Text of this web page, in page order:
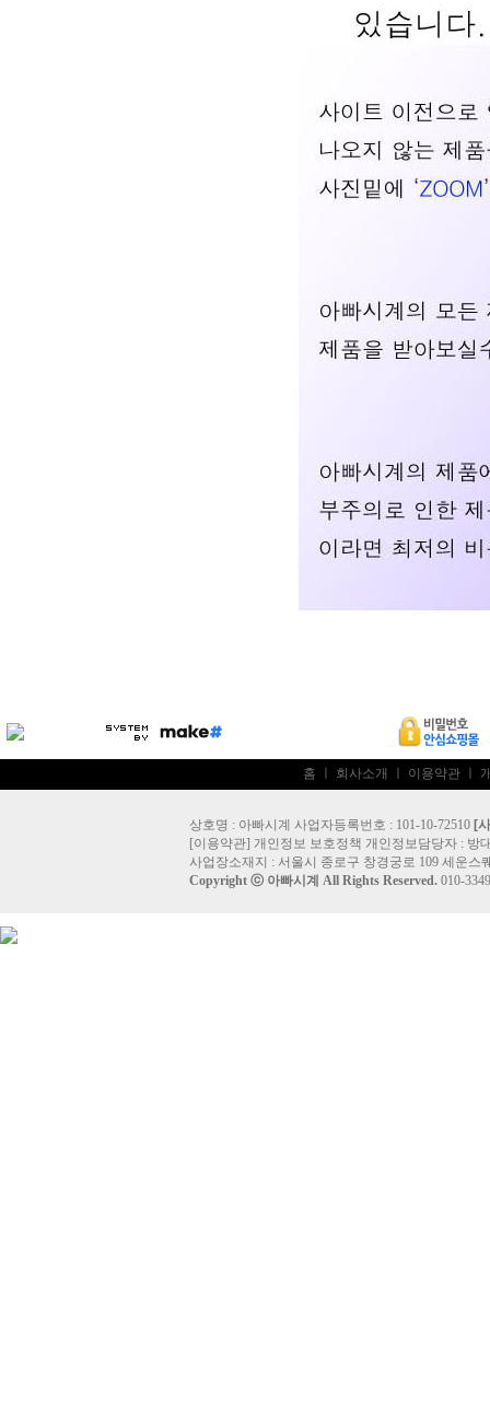
홈 회사소개 이용약관
상호명 : 아빠시계 사업자등록번호 : 101-10-72510 [
[이용약관] 개인정보 보호정책 개인정보담당자 : 방
사업장소재지 : 서울시 종로구 창경궁로 109 세운스
Copyright ⓒ 아빠시계 All Rights Reserved. 010-